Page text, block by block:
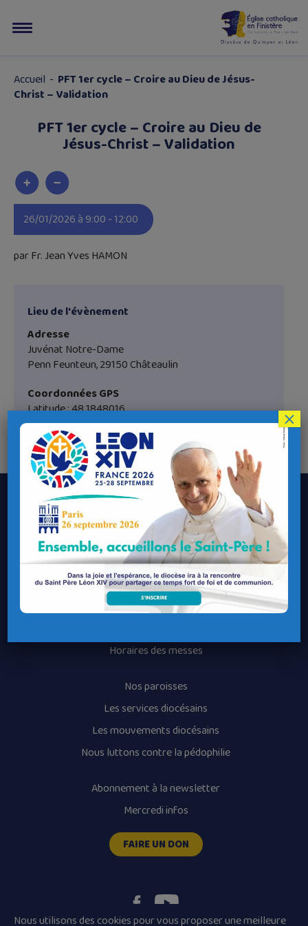
Accueil - PFT 1er cycle – Croire au Dieu de Jésus-
Christ – Validation
PFT 1er cycle – Croire au Dieu de
Jésus-Christ – Validation
26/01/2026 à 9:00 - 12:00
par Fr. Jean Yves HAMON
Lieu de l'évènement
Adresse
Juvénat Notre-Dame
Penn Feunteun, 29150 Châteaulin
Coordonnées GPS
Latitude : 48.1848016
Longitude : -3.982142
Le Diocèse de Quimper et Léon
Contacter le Diocèse
Contacter ma Paroisse
Contacter un service
Contacter une permanence
Horaires des messes
Nos paroisses
Les services diocésains
Les mouvements diocésains
Nous luttons contre la pédophilie
Abonnement à la newsletter
Mercredi infos
FAIRE UN DON
×
Nous utilisons des cookies pour vous proposer une meilleure